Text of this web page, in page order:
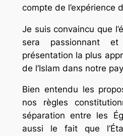
compte de l’expérience
Je suis convaincu que
sera passionnant
présentation la plus
de l’Islam dans notre
Bien entendu les
nos règles
séparation entre les
aussi le fait que